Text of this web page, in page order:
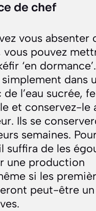
de chef
vous absenter
vous pouvez
‘en dormance’.
dans
l’eau sucrée,
et conservez-le
Ils se
semaines.
suffira de les
une production
si les
peut-être